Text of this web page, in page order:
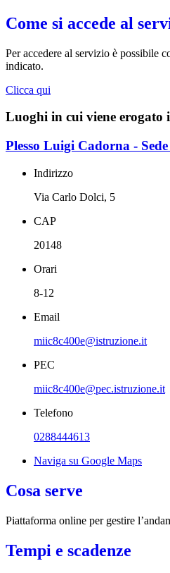
Come si accede al
Per accedere al servizio è possibile
indicato.
Clicca qui
Luoghi in cui viene erogato
Plesso Luigi Cadorna -
Indirizzo
Via Carlo Dolci, 5
CAP
20148
Orari
8-12
Email
miic8c400e@istruzione.it
PEC
miic8c400e@pec.istruzione.it
Telefono
0288444613
Naviga su Google Maps
Cosa serve
Piattaforma online per gestire
Tempi e scadenze